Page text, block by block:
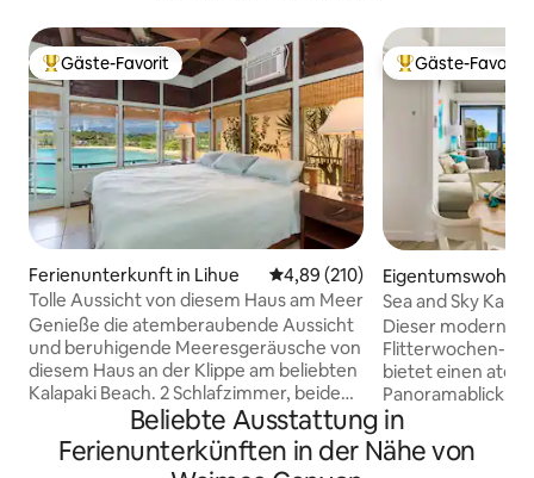
Beliebter Gäste-Favorit.
Gäste-Favorit
Ferienunterkunft in Lihue Durchschnittliche Bewertung:
4,89 (210)
Tolle Aussicht von diesem Haus am Meer
Genieße die atemberaubende Aussicht
und beruhigende Meeresgeräusche von
diesem Haus an der Klippe am beliebten
Kalapaki Beach. 2 Schlafzimmer, beide
mit Klimaanlage und tollem Blick auf das
Meer und die Berge. Der Master mit
eigenem Bad verfügt über ein Kingsize-
Beliebter Gäste-
Gäste-Favorit
ceville
Sea and Sky
am Meer
Dieser moderne
Flitterwochen-
bietet einen
Panoramablick
Küste.
bewundere die
Aussicht vom
Beliebte Ausstattung in
Ferienunterkünften in der Nähe von